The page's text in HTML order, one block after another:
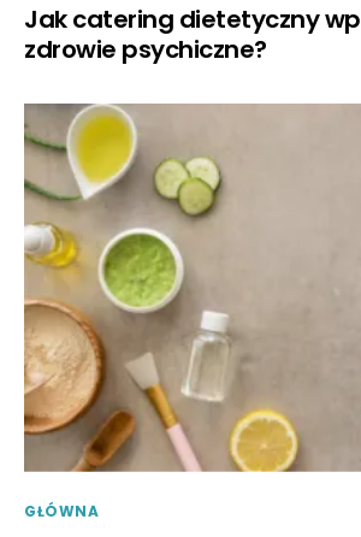
Jak catering dietetyczny
zdrowie psychiczne?
GŁÓWNA